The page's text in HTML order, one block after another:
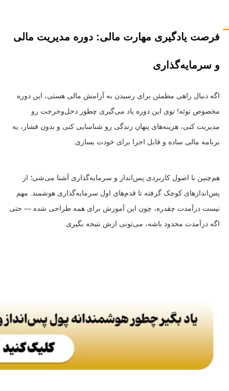
فرصت یادگیری مهارت مالی: دوره مدیریت مالی
و سرمایه‌گذاری
اگه دنبال راهی مطمئن برای رسیدن به آرامش مالی هستی، این دوره
مخصوص توئه! توی این دوره یاد می‌گیری چطور دخل‌وخرجت رو
مدیریت کنی، هزینه‌های پنهان زندگی رو شناسایی کنی و بدون فشار، یه
برنامه مالی ساده و قابل اجرا برای خودت بسازی.
هم‌چنین با اصول کاربردی پس‌انداز و سرمایه‌گذاری آشنا می‌شی؛ از
پس‌اندازهای کوچک گرفته تا قدم‌های اول سرمایه‌گذاری هوشمند. مهم
نیست درآمدت چقدره، چون این آموزش برای همه طراحی شده — حتی
اگه درآمدت محدود باشه، می‌تونی ازش نتیجه بگیری.